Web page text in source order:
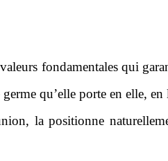
fondamentales qui
qu’elle porte en elle,
la positionne